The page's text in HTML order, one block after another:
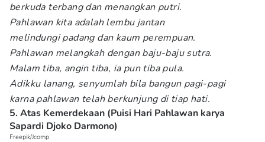
berkuda terbang dan menangkan putri.
Pahlawan kita adalah lembu jantan
melindungi padang dan kaum perempuan.
Pahlawan melangkah dengan baju-baju sutra.
Malam tiba, angin tiba, ia pun tiba pula.
Adikku lanang, senyumlah bila bangun pagi-pagi
karna pahlawan telah berkunjung di tiap hati.
5. Atas Kemerdekaan (Puisi Hari Pahlawan karya
Sapardi Djoko Darmono)
Freepik/Jcomp